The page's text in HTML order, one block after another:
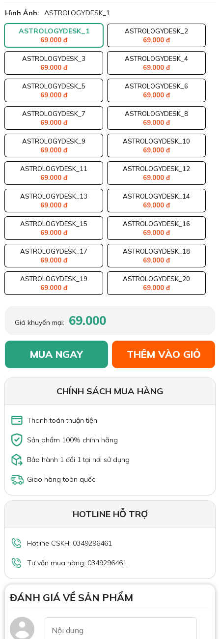
Hình Ảnh: ASTROLOGYDESK_1
ASTROLOGYDESK_1
69.000 đ
ASTROLOGYDESK_2
69.000 đ
ASTROLOGYDESK_3
69.000 đ
ASTROLOGYDESK_4
69.000 đ
ASTROLOGYDESK_5
69.000 đ
ASTROLOGYDESK_6
69.000 đ
ASTROLOGYDESK_7
69.000 đ
ASTROLOGYDESK_8
69.000 đ
ASTROLOGYDESK_9
69.000 đ
ASTROLOGYDESK_10
69.000 đ
ASTROLOGYDESK_11
69.000 đ
ASTROLOGYDESK_12
69.000 đ
ASTROLOGYDESK_13
69.000 đ
ASTROLOGYDESK_14
69.000 đ
ASTROLOGYDESK_15
69.000 đ
ASTROLOGYDESK_16
69.000 đ
ASTROLOGYDESK_17
69.000 đ
ASTROLOGYDESK_18
69.000 đ
ASTROLOGYDESK_19
69.000 đ
ASTROLOGYDESK_20
69.000 đ
Giá khuyến mại: 69.000
MUA NGAY THÊM VÀO GIỎ
CHÍNH SÁCH MUA HÀNG
Thanh toán thuận tiện
Sản phẩm 100% chính hãng
Bảo hành 1 đổi 1 tại nơi sử dụng
Giao hàng toàn quốc
HOTLINE HỖ TRỢ
Hotline CSKH: 0349296461
Tư vấn mua hàng: 0349296461
ĐÁNH GIÁ VỀ SẢN PHẨM